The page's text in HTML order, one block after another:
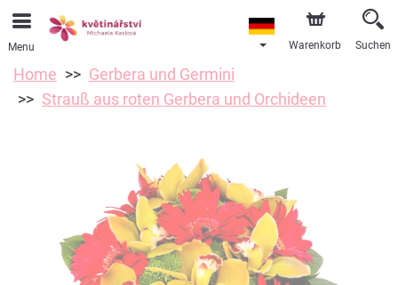
Menu Warenkorb Suchen
Home
Gerbera und Germini
Strauß aus roten Gerbera und Orchideen